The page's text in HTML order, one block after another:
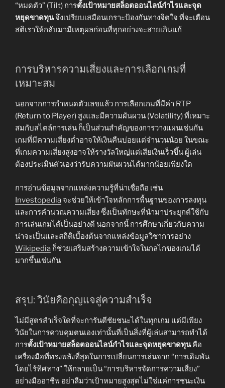
“หมดตัว” (Tilt) การตั้งเป้าหมายสล็อตออนไลน์กำไรและจุด
หยุดขาดทุนจึงเปรียบเสมือนเกราะป้องกันทางจิตใจ ที่จะเตือน
สติเราให้กลับมามีเหตุผลก่อนที่ทุกอย่างจะสายเกินแก้
การบริหารความเสี่ยงและการเลือกเกมที่
เหมาะสม
นอกจากการกำหนดตัวเลขแล้ว การเลือกเกมที่มีค่า RTP
(Return to Player) สูงและมีความผันผวน (Volatility) ที่เหมาะ
สมกับสไตล์การเล่น ก็เป็นส่วนสำคัญของการวางแผนเช่นกัน
เกมที่มีความเสี่ยงต่ำอาจให้เงินคืนบ่อยแต่จำนวนน้อย ในขณะ
ที่เกมความเสี่ยงสูงอาจให้รางวัลใหญ่แต่เสียเงินเร็วขึ้น ผู้เล่น
ต้องประเมินตัวเองว่ารับความผันผวนได้มากน้อยเพียงใด
การอ่านข้อมูลจากแหล่งความรู้ที่น่าเชื่อถือ เช่น
Investopedia จะช่วยให้เข้าใจหลักการพื้นฐานของการลงทุน
และการคำนวณความเสี่ยง ซึ่งเป็นทักษะที่นำมาประยุกต์ใช้กับ
การเล่นเกมได้เป็นอย่างดี นอกจากนี้ การศึกษาเกี่ยวกับความ
น่าจะเป็นและสถิติเบื้องต้นจากแหล่งข้อมูลวิชาการอย่าง
Wikipedia ก็ช่วยเสริมสร้างความเข้าใจในกลไกของเกมได้
มากขึ้นเช่นกัน
สรุป: วินัยคือกุญแจสู่ความสำเร็จ
ไม่มีสูตรสำเร็จใดที่จะการันตีชัยชนะได้ในทุกเกม แต่มีเพียง
วินัยในการควบคุมตนเองเท่านั้นที่เป็นสิ่งที่ผู้เล่นสามารถทำได้
การตั้งเป้าหมายสล็อตออนไลน์กำไรและจุดหยุดขาดทุนคือ
เครื่องมือที่ทรงพลังที่สุดในการเปลี่ยนการเล่นจาก “การเดิมพัน
โดยไร้ทิศทาง” ให้กลายเป็น “การบริหารจัดการความเสี่ยง”
อย่างมืออาชีพ อย่าลืมว่าเป้าหมายสูงสุดไม่ใช่แค่การชนะเงิน